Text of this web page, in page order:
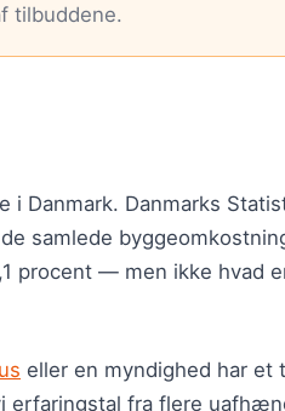
tilbuddene.
Danmark. Danmarks
samlede
procent — men ikke hvad
eller en myndighed har et
erfaringstal fra flere